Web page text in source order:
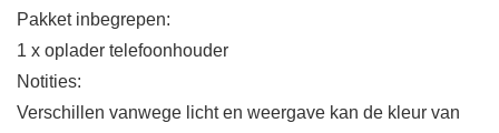
Pakket inbegrepen:
1 x oplader telefoonhouder
Notities:
Verschillen vanwege licht en weergave kan de kleur van